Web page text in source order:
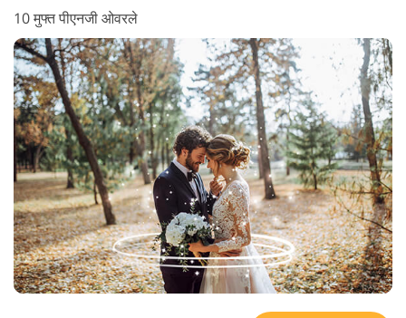
10 मुफ्त पीएनजी ओवरले